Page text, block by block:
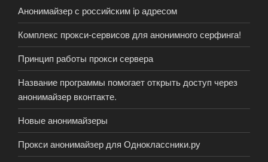
Анонимайзер с российским ip адресом
Комплекс прокси-сервисов для анонимного серфинга!
Принцип работы прокси сервера
Название программы помогает открыть доступ через
анонимайзер вконтакте.
Новые анонимайзеры
Прокси анонимайзер для Одноклассники.ру